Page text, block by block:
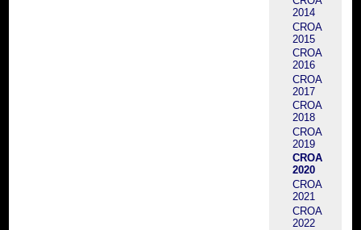
2014
CROA
2015
CROA
2016
CROA
2017
CROA
2018
CROA
2019
CROA
2020
CROA
2021
CROA
2022